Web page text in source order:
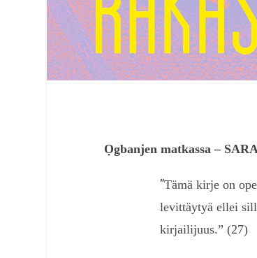
Ọgbanjen matkassa –
”Tämä kirje on
levittäytyä ellei
kirjailijuus.” (27)